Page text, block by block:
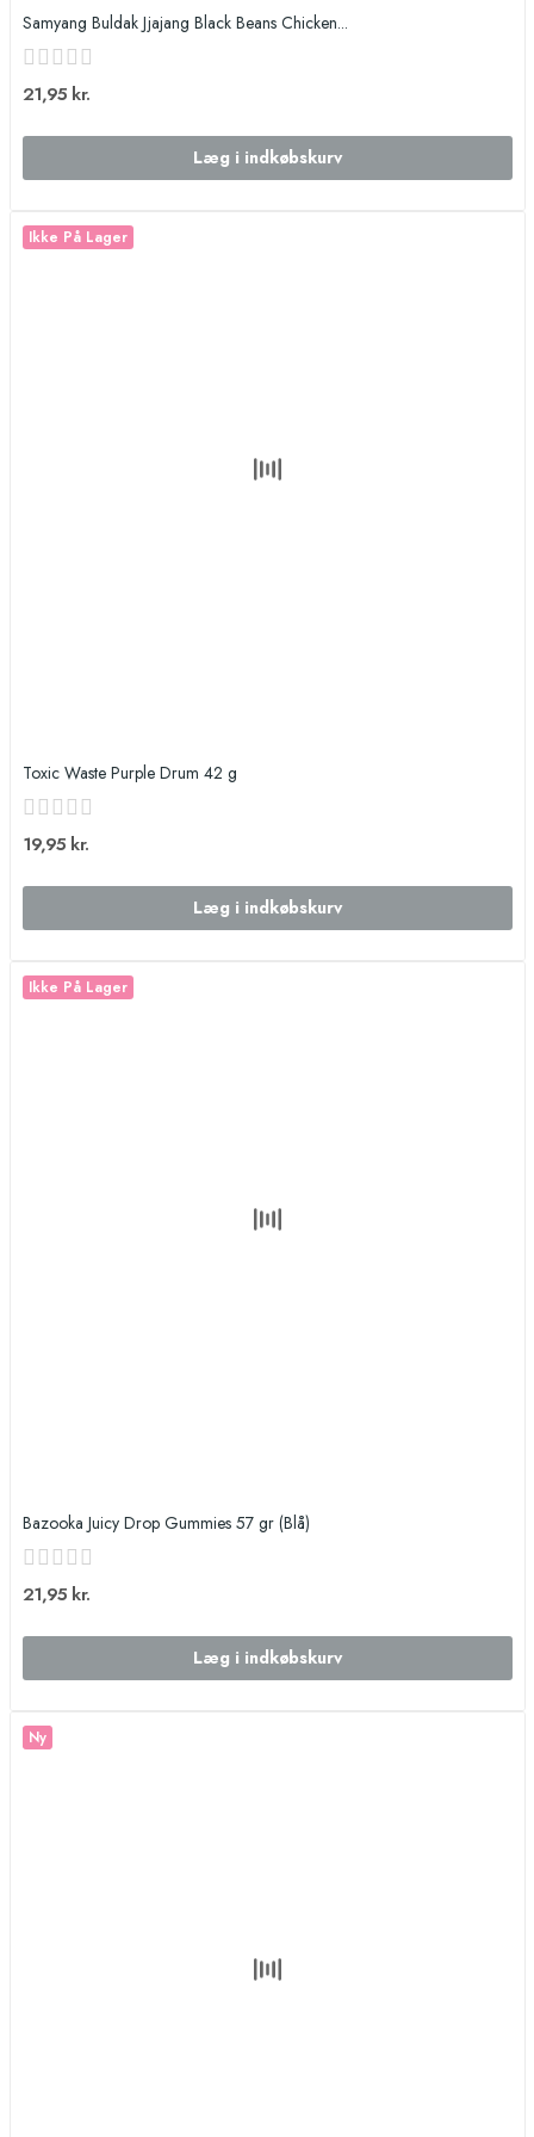
Samyang Buldak Jjajang Black Beans Chicken...
21,95 kr.
Læg i indkøbskurv
Ikke På Lager
Toxic Waste Purple Drum 42 g
19,95 kr.
Læg i indkøbskurv
Ikke På Lager
Bazooka Juicy Drop Gummies 57 gr (Blå)
21,95 kr.
Læg i indkøbskurv
Ny